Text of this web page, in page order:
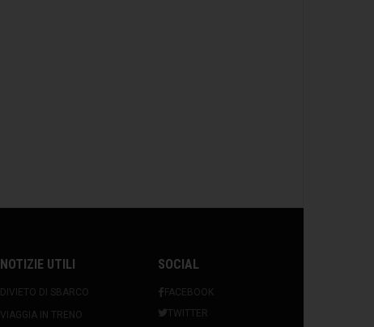
NOTIZIE UTILI
DIVIETO DI SBARCO
VIAGGIA IN TRENO
SOCIAL
FACEBOOK
TWITTER